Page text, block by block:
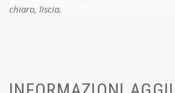
chiaro, liscia.